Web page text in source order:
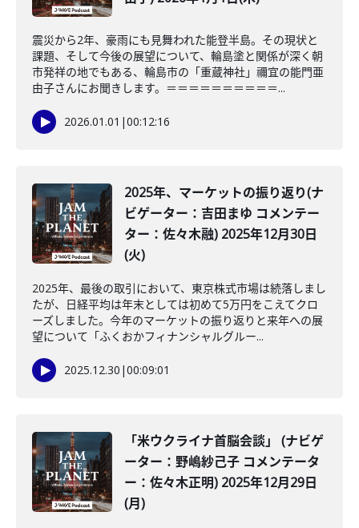
震災から2年、豪雨にも見舞われた能登半島。その現状と
課題、そして今後の展望について、輪島塗と関係が深く朝
市発祥の地でもある、輪島市の「重蔵神社」禰宜の能門亜
由子さんにお聞きします。＝＝＝＝＝＝＝＝＝＝...
2026.01.01 |00:12:16
2025年、マーケットの振り返り(ナ
ビゲーター：吉田まゆ コメンテー
ター：佐々木融) 2025年12月30日
(火)
2025年、最後の取引において、東京株式市場は続落しまし
たが、日経平均は年末としては初めて5万円をこえてクロ
ーズしました。今年のマーケットの振り返りと来年への展
望について「ふくおかフィナンシャルグルー...
2025.12.30 |00:09:01
「米ウクライナ首脳会談」 (ナビゲ
ーター：野嶋紗己子 コメンテータ
ー：佐々木正明) 2025年12月29日
(月)